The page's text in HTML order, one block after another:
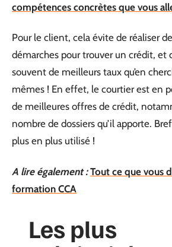
compétences concrètes que vous
Pour le client, cela évite de réaliser
démarches pour trouver un crédit, et
souvent de meilleurs taux qu’en
mêmes ! En effet, le courtier est en
de meilleures offres de crédit,
nombre de dossiers qu’il apporte.
plus en plus utilisé !
A lire également : Tout ce que vous
formation CCA
Les plus